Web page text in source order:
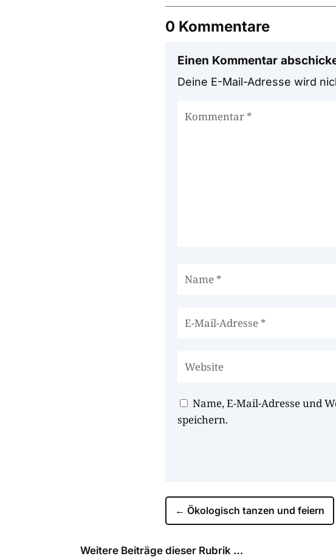
0 Kommentare
Einen Kommentar
Deine E-Mail-Adresse wird
Name, E-Mail-Adresse und
speichern.
← Ökologisch tanzen und feiern
Weitere Beiträge dieser Rubrik …